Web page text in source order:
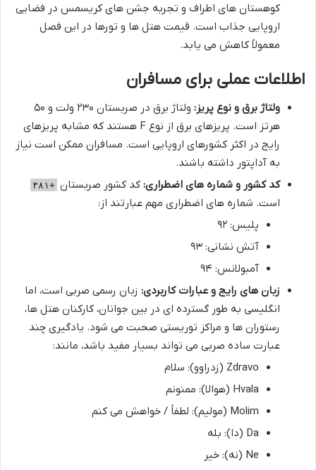
کوهستان های اطراف و تجربه جشن های کریسمس در فضایی
اروپایی جذاب است. قیمت هتل ها و تورها در این فصل
معمولاً کاهش می یابد.
اطلاعات عملی برای مسافران
ولتاژ برق و نوع پریز:
ولتاژ برق در صربستان ۲۳۰ ولت و ۵۰
هرتز است. پریزهای برق از نوع F هستند که مشابه پریزهای
رایج در اکثر کشورهای اروپایی است. مسافران ممکن است نیاز
به آداپتور داشته باشند.
کد کشور و شماره های اضطراری: کد کشور صربستان +۳۸۱
است. شماره های اضطراری مهم عبارتند از:
پلیس: ۹۲
آتش نشانی: ۹۳
آمبولانس: ۹۴
زبان های رایج و عبارات کاربردی: زبان رسمی صربی است، اما
انگلیسی به طور گسترده ای در بین جوانان، کارکنان هتل ها،
رستوران ها و مراکز توریستی صحبت می شود. یادگیری چند
عبارت ساده صربی می تواند بسیار مفید باشد، مانند:
Zdravo (زدراوو): سلام
Hvala (هوالا): ممنونم
Molim (مولیم): لطفاً / خواهش می کنم
Da (دا): بله
Ne (نه): خیر